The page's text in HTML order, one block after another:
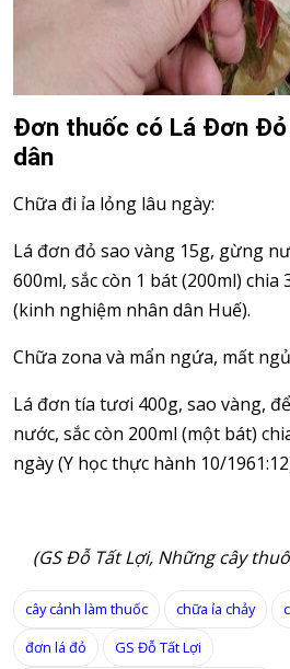
Đơn thuốc có Lá Đơn
dân
Chữa đi ỉa lỏng lâu ngày:
Lá đơn đỏ sao vàng 15g, gừng
600ml, sắc còn 1 bát (200ml)
(kinh nghiệm nhân dân Huế).
Chữa zona và mẩn ngứa, mất
Lá đơn tía tươi 400g, sao vàng,
nước, sắc còn 200ml (một bát)
ngày (Y học thực hành 10/
(GS Đỗ Tất Lợi, Những cây
cây cảnh làm thuốc chữa ỉa chảy
đơn lá đỏ
GS Đỗ Tất Lợi